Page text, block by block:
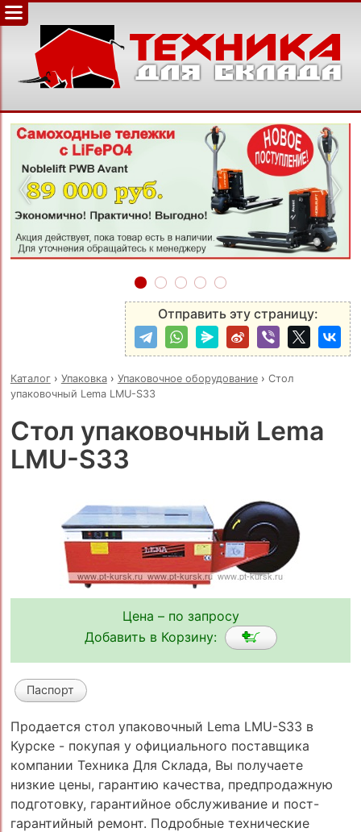
‹ ›
Отправить эту страницу:
Каталог› Упаковка› Упаковочное оборудование› Стол
упаковочный Lema LMU-S33
Стол упаковочный Lema
LMU-S33
Цена – по запросу
Добавить в Корзину:
Паспорт
Продается стол упаковочный Lema LMU-S33 в
Курске - покупая у официального поставщика
компании Техника Для Склада, Вы получаете
низкие цены, гарантию качества, предпродажную
подготовку, гарантийное обслуживание и пост-
гарантийный ремонт. Подробные технические